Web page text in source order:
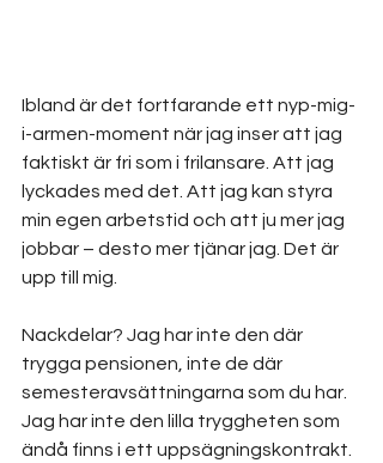
Ibland är det fortfarande ett nyp-mig-
i-armen-moment när jag inser att jag
faktiskt är fri som i frilansare. Att jag
lyckades med det. Att jag kan styra
min egen arbetstid och att ju mer jag
jobbar – desto mer tjänar jag. Det är
upp till mig.
Nackdelar? Jag har inte den där
trygga pensionen, inte de där
semesteravsättningarna som du har.
Jag har inte den lilla tryggheten som
ändå finns i ett uppsägningskontrakt.